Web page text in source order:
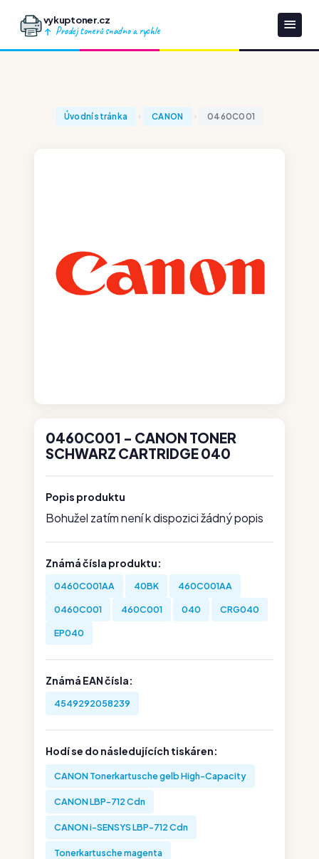
vykuptoner.cz
Prodej tonerů snadno a rychle
Úvodní stránka CANON 0460C001
0460C001 - CANON TONER
SCHWARZ CARTRIDGE 040
Popis produktu
Bohužel zatím není k dispozici žádný popis
Známá čísla produktu:
0460C001AA 40BK 460C001AA
0460C001 460C001 040 CRG040
EP040
Známá EAN čísla:
4549292058239
Hodí se do následujících tiskáren:
CANON Tonerkartusche gelb High-Capacity
CANON LBP-712 Cdn
CANON i-SENSYS LBP-712 Cdn
Tonerkartusche magenta